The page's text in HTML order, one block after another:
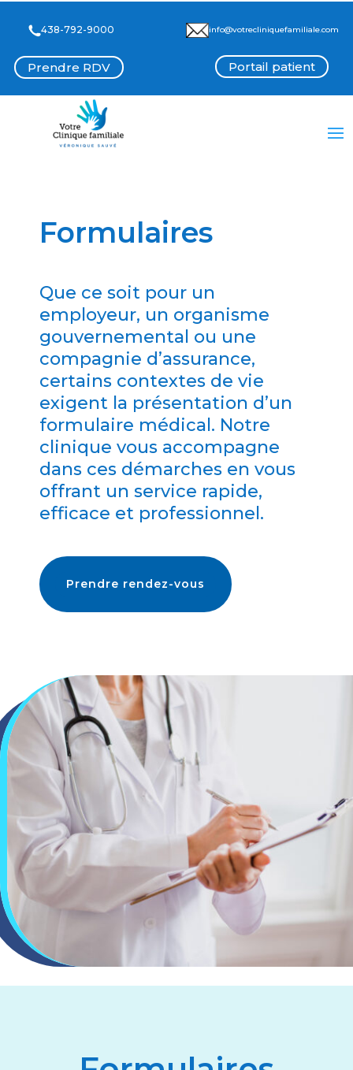
438-792-9000 info@votrecliniquefamiliale.com
Prendre RDV Portail patient
Formulaires
Que ce soit pour un
employeur, un organisme
gouvernemental ou une
compagnie d’assurance,
certains contextes de vie
exigent la présentation d’un
formulaire médical. Notre
clinique vous accompagne
dans ces démarches en vous
offrant un service rapide,
efficace et professionnel.
Prendre rendez-vous